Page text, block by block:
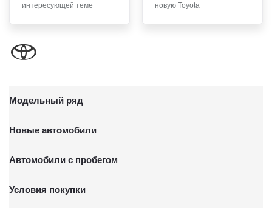
интересующей теме
новую Toyota
Модельный ряд
Новые автомобили
Автомобили с пробегом
Условия покупки